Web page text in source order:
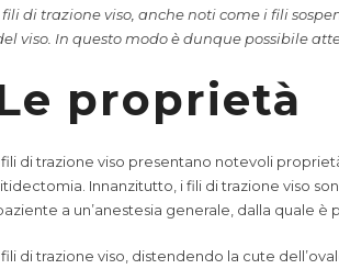
fili di trazione viso, anche noti come i fili
viso. In questo modo è dunque possibile
proprietà
fili di trazione viso presentano notevoli
Innanzitutto, i fili di trazione viso
a un’anestesia generale, dalla quale è
fili di trazione viso, distendendo la cute